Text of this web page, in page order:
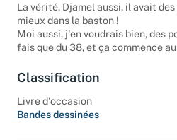
La vérité, Djamel aussi, il avait
mieux dans la baston !
Moi aussi, j'en voudrais bien, des
fais que du 38, et ça commence
Classification
Livre d'occasion
Bandes dessinées